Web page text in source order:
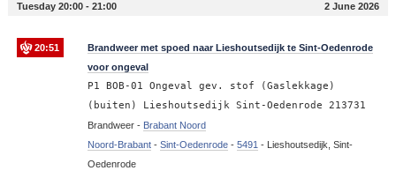
Tuesday 20:00 - 21:00 2 June 2026
20:51
Brandweer met spoed naar Lieshoutsedijk te Sint-Oedenrode
voor ongeval
P1 BOB-01 Ongeval gev. stof (Gaslekkage)
(buiten) Lieshoutsedijk Sint-Oedenrode 213731
Brandweer - Brabant Noord
Noord-Brabant- Sint-Oedenrode- 5491 - Lieshoutsedijk, Sint-
Oedenrode